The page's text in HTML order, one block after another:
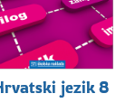
jezik 8